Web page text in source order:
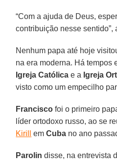
“Com a ajuda de Deus,
contribuição nesse sentido”,
Nenhum papa até hoje
na era moderna. Há tempos
Igreja Católica e a Igreja
visto como um empecilho
Francisco foi o primeiro
líder ortodoxo russo, ao se
Kirill
emCuba no ano
Parolin disse, na entrevista